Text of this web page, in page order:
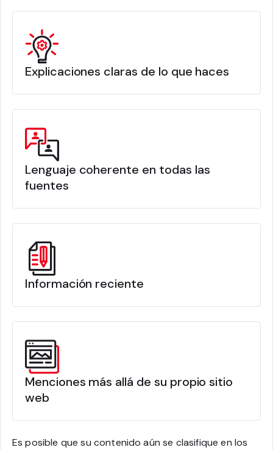
Explicaciones claras de lo que haces
Lenguaje coherente en todas las
fuentes
Información reciente
Menciones más allá de su propio sitio
web
Es posible que su contenido aún se clasifique en los